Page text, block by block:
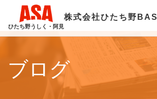
ひたち野うしく・阿見
株式会社ひたち野
ブログ